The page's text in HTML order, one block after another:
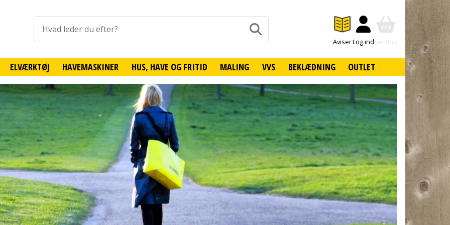
ELVÆRKTØJ HAVEMASKINER HUS, HAVE OG FRITID MALING VVS BEKLÆDNING OUTLET
AviserLog indSe Kurv